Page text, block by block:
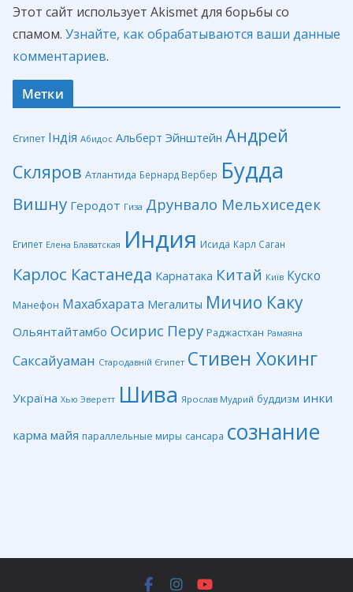
Этот сайт использует Akismet для борьбы со
спамом. Узнайте, как обрабатываются ваши данные
комментариев.
Метки
Єгипет Індія Абидос Альберт Эйнштейн Андрей
Скляров Атлантида Бернард Вербер Будда
Вишну Геродот Гиза Друнвало Мельхиседек
Египет Елена Блаватская Индия Исида Карл Саган
Карлос Кастанеда Карнатака Китай Київ Куско
Манефон Махабхарата Мегалиты Мичио Каку
Ольянтайтамбо Осирис Перу Раджастхан Рамаяна
Саксайуаман Стародавній Єгипет Стивен Хокинг
Україна Хью Эверетт Шива Ярослав Мудрий буддизм инки
карма майя параллельные миры сансара сознание